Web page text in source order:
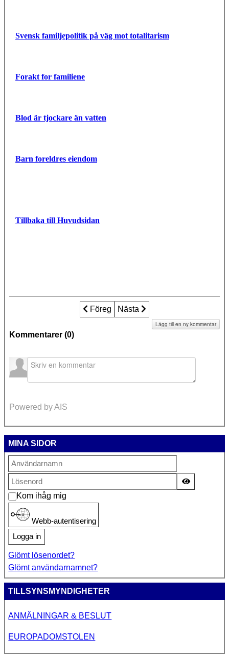
Svensk familjepolitik på väg mot totalitarism
Forakt for familiene
Blod är tjockare än vatten
Barn foreldres eiendom
Tillbaka till Huvudsidan
Föregående artikel: NKMR firar
Föreg Nästa artikel: NKMR firar
Nästa
Kommentarer (0)
Lägg till en ny kommentar
Powered by AIS
MINA SIDOR
Kom ihåg mig
Webb-autentisering
Logga in
Glömt lösenordet?
Glömt användarnamnet?
TILLSYNSMYNDIGHETER
ANMÄLNINGAR & BESLUT
EUROPADOMSTOLEN